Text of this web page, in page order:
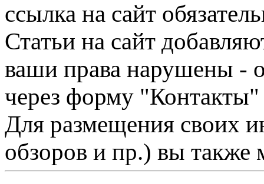
ссылка на сайт
Статьи на сайт
ваши права нарушены -
через форму "Контакты"
Для размещения своих
обзоров и пр.) вы также